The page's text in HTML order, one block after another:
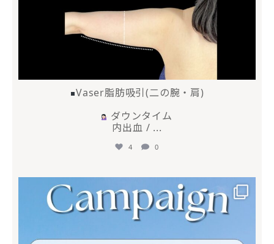
Vaser脂肪吸引(二の腕・肩)
ダウンタイム
内出血 / ...
4 0
mycli.ebisu
6月 30